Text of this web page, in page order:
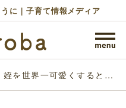
に｜子育て情報メディア
を世界一可愛くすると張